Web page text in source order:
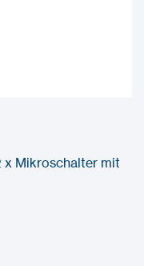
x Mikroschalter mit